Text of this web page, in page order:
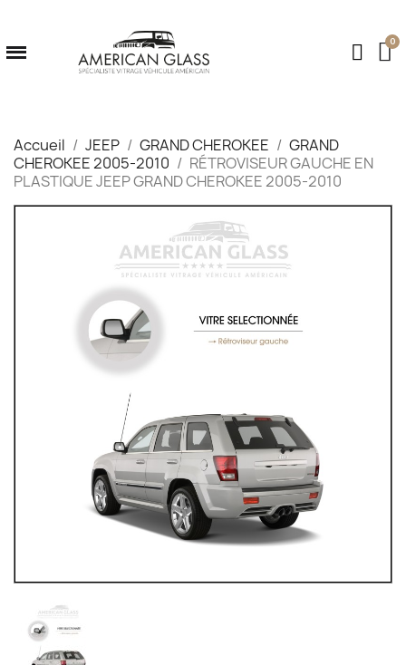
Accueil JEEP GRAND CHEROKEE
GRAND
CHEROKEE 2005-2010
RÉTROVISEUR GAUCHE EN
PLASTIQUE JEEP GRAND CHEROKEE 2005-2010